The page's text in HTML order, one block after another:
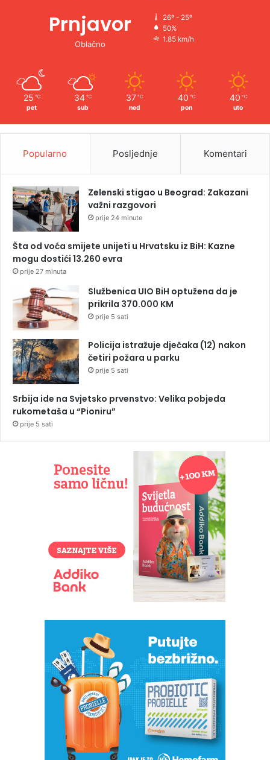
Prnjavor
Oblačno
26º - 25º
50%
1.85 km/h
25 ℃
pet
34 ℃
sub
37 ℃
ned
40 ℃
pon
40 ℃
uto
Popularno Posljednje Komentari
Zelenski stigao u Beograd: Zakazani
važni razgovori
prije 24 minute
Šta od voća smijete unijeti u Hrvatsku iz BiH: Kazne
mogu dostići 13.260 evra
prije 27 minuta
Službenica UIO BiH optužena da je
prikrila 370.000 KM
prije 5 sati
Policija istražuje dječaka (12) nakon
četiri požara u parku
prije 5 sati
Srbija ide na Svjetsko prvenstvo: Velika pobjeda
rukometaša u “Pioniru”
prije 5 sati